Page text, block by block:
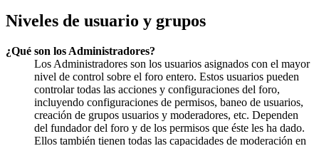
Niveles de usuario y grupos
¿Qué son los Administradores?
Los Administradores son los usuarios asignados con el mayor
nivel de control sobre el foro entero. Estos usuarios pueden
controlar todas las acciones y configuraciones del foro,
incluyendo configuraciones de permisos, baneo de usuarios,
creación de grupos usuarios y moderadores, etc. Dependen
del fundador del foro y de los permisos que éste les ha dado.
Ellos también tienen todas las capacidades de moderación en